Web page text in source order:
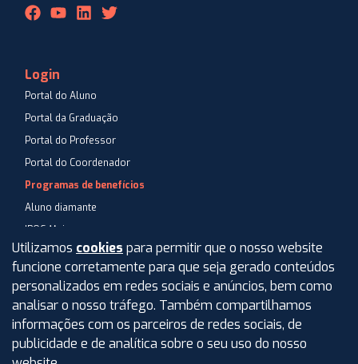
Login
Portal do Aluno
Portal da Graduação
Portal do Professor
Portal do Coordenador
Programas de benefícios
Aluno diamante
IPOG Mais
Blog
Central de Atendimento
Perguntas Frequentes
Aviso de privacidade
Termos de uso
Utilizamos cookies para permitir que o nosso website
funcione corretamente para que seja gerado conteúdos
personalizados em redes sociais e anúncios, bem como
analisar o nosso tráfego. Também compartilhamos
informações com os parceiros de redes sociais, de
publicidade e de analítica sobre o seu uso do nosso